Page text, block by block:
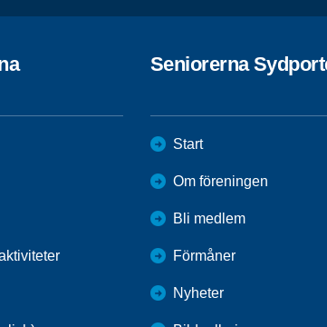
Seniorerna
Start
Om föreningen
Bli medlem
Förmåner
Nyheter